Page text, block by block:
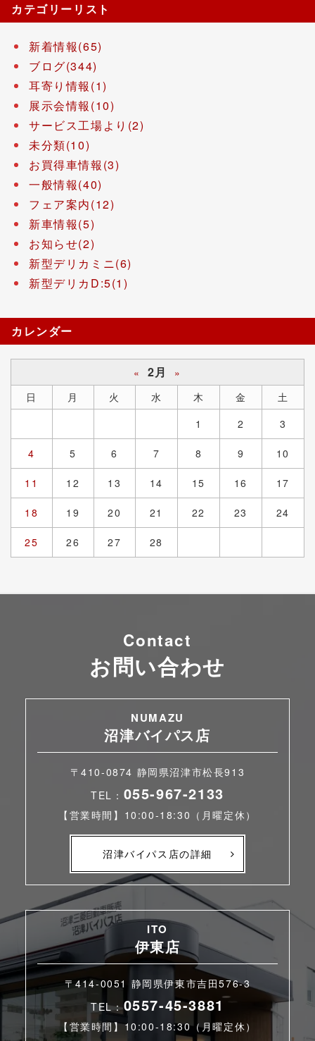
カテゴリーリスト
新着情報(65)
ブログ(344)
耳寄り情報(1)
展示会情報(10)
サービス工場より(2)
未分類(10)
お買得車情報(3)
一般情報(40)
フェア案内(12)
新車情報(5)
お知らせ(2)
新型デリカミニ(6)
新型デリカD:5(1)
カレンダー
« 2月
»
日
月 火 水 木 金
土
1
2 3
4 5 6 7 8 9 10
11 12 13 14 15 16 17
18 19 20 21 22 23 24
25 26 27 28
Contact
お問い合わせ
NUMAZU
沼津バイパス店
〒410-0874 静岡県沼津市松長913
TEL： 055-967-2133
【営業時間】10:00-18:30（月曜定休）
沼津バイパス店の詳細
ITO
伊東店
〒414-0051 静岡県伊東市吉田576-3
TEL：0557-45-3881
【営業時間】10:00-18:30（月曜定休）